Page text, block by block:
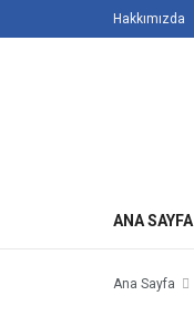
Hakkımızda
ANA SAYFA
Ana Sayfa